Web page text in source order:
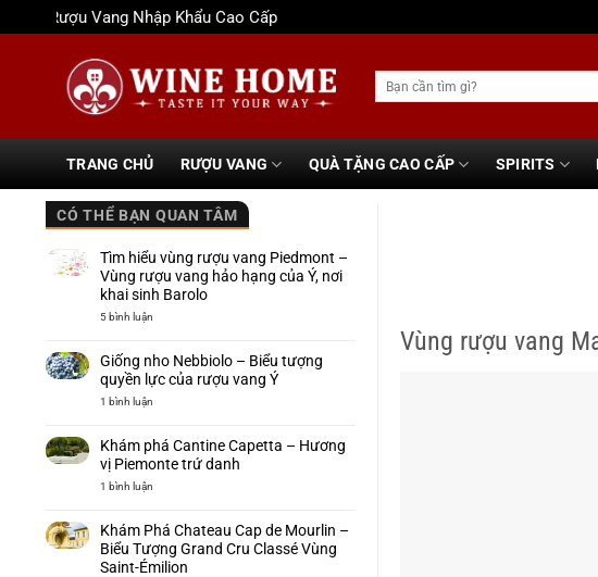
qua
Rượu Vang Nhập Khẩu Cao Cấp
Tìm
kiếm:
TRANG CHỦ RƯỢU VANG QUÀ TẶNG CAO CẤP SPIRITS
CÓ THỂ BẠN QUAN TÂM
Tìm hiểu vùng rượu vang Piedmont –
Vùng rượu vang hảo hạng của Ý, nơi
khai sinh Barolo
5 bình luận
rượu
vang
Piedmont
hảo
hạng
của
Barolo
Giống nho Nebbiolo – Biểu tượng
quyền lực của rượu vang Ý
1 bình luận
–
Biểu
tượng
vang
Ý
Khám phá Cantine Capetta – Hương
vị Piemonte trứ danh
1 bình luận
Capetta
–
Hương
vị
Khám Phá Chateau Cap de Mourlin –
Biểu Tượng Grand Cru Classé Vùng
Saint-Émilion
Vùng rượu vang